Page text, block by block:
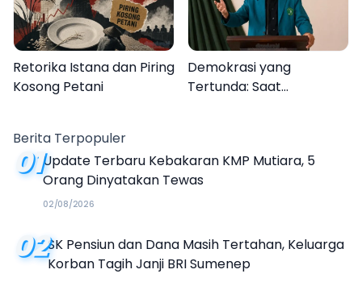
Retorika Istana dan Piring
Kosong Petani
Demokrasi yang
Tertunda: Saat
Berita Terpopuler
01Update Terbaru Kebakaran KMP Mutiara, 5
Orang Dinyatakan Tewas
02/08/2026
02SK Pensiun dan Dana Masih Tertahan, Keluarga
Korban Tagih Janji BRI Sumenep